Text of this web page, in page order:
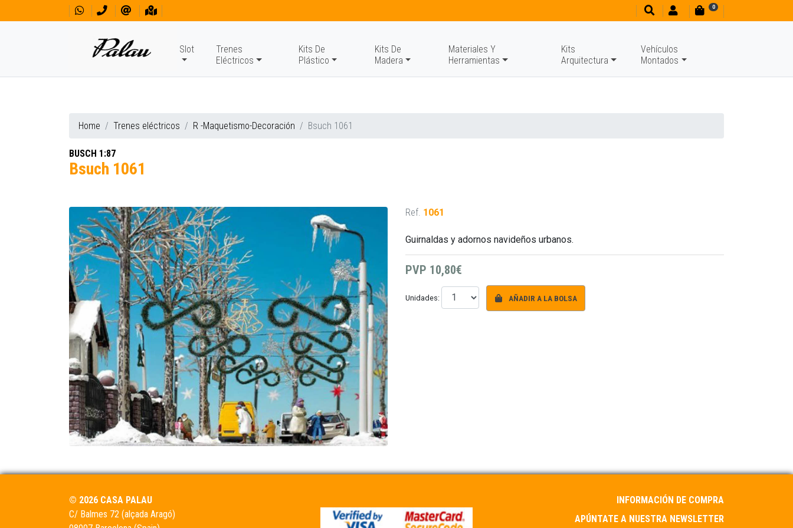
0
Slot
Trenes
Eléctricos
Kits De
Plástico
Kits De
Madera
Materiales Y
Herramientas
Kits
Arquitectura
Vehículos
Montados
Home Trenes eléctricos R -Maquetismo-Decoración Bsuch 1061
BUSCH 1:87
Bsuch 1061
Ref. 1061
Guirnaldas y adornos navideños urbanos.
PVP 10,80€
Unidades: AÑADIR A LA BOLSA
© 2026 CASA PALAU
C/ Balmes 72 (alçada Aragó)
INFORMACIÓN DE COMPRA
APÚNTATE A NUESTRA NEWSLETTER